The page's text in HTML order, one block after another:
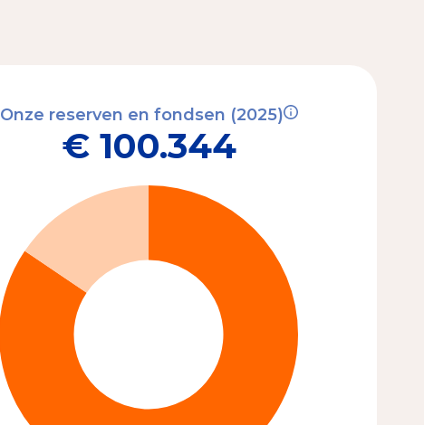
Onze reserven en fondsen (2025)
€ 100.344